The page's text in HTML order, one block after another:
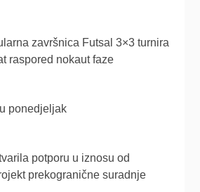
završnica Futsal 3×3 turnira
raspored nokaut faze
ponedjeljak
potporu u iznosu od
prekogranične suradnje